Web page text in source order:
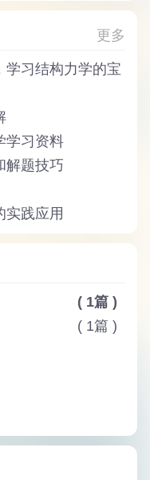
更多
学习结构力学的宝
学习资料
解题技巧
实践应用
( 1篇 )
( 1篇 )